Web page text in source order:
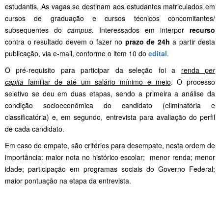
estudantis. As vagas se destinam aos estudantes matriculados em
cursos de graduação e cursos técnicos concomitantes/
subsequentes do campus. Interessados em interpor recurso
contra o resultado devem o fazer no prazo de 24h a partir desta
publicação, via e-mail, conforme o item 10 do edital.
O pré-requisito para participar da seleção foi a rendaper
capita familiar de até um salário mínimo e meio. O processo
seletivo se deu em duas etapas, sendo a primeira a análise da
condição socioeconômica do candidato (eliminatória e
classificatória) e, em segundo, entrevista para avaliação do perfil
de cada candidato.
Em caso de empate, são critérios para desempate, nesta ordem de
importância: maior nota no histórico escolar; menor renda; menor
idade; participação em programas sociais do Governo Federal;
maior pontuação na etapa da entrevista.